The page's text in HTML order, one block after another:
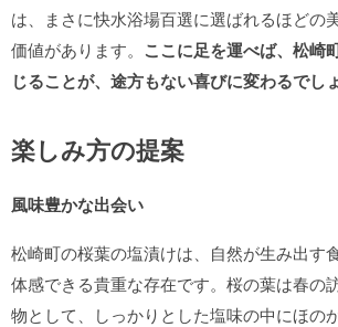
は、まさに快水浴場百選に選ばれるほどの
価値があります。 ここに足を運べば、松崎
じることが、途方もない喜びに変わるでし
楽しみ方の提案
風味豊かな出会い
松崎町の桜葉の塩漬けは、自然が生み出す
体感できる貴重な存在です。桜の葉は春の
物として、しっかりとした塩味の中にほの